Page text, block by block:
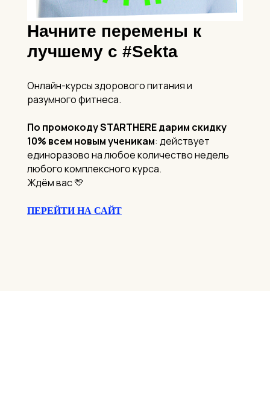
Начните перемены к
лучшему с #Sekta
Онлайн-курсы здорового питания и
разумного фитнеса.
По промокоду STARTHEREдарим скидку
10% всем новым ученикам: действует
единоразово на любое количество недель
любого комплексного курса.
Ждём вас 💛
ПЕРЕЙТИ НА САЙТ